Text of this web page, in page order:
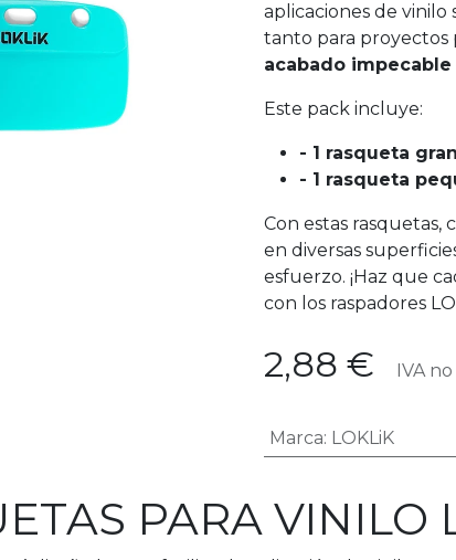
aplicaciones de vinilo
tanto para proyectos
acabado impecable
Este pack incluye:
- 1 rasqueta
- 1 rasqueta
Con estas rasquetas,
en diversas
esfuerzo. ¡Haz que
con los raspadores
2,88 € IVA
Marca: LOKLiK
PARA VINILO